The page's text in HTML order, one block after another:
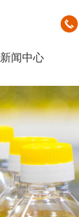
新闻中心